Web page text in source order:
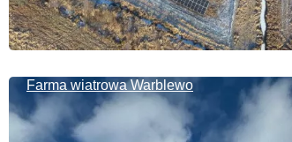
Farma wiatrowa Warblewo